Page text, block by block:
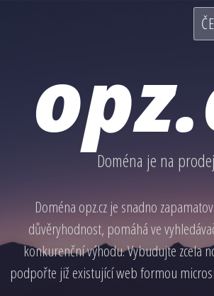
Doména je na prodej
Doména opz.cz je snadno
důvěryhodnost, pomáhá ve
konkurenční výhodu. Vybudujte zcela
podpořte již existující web formou